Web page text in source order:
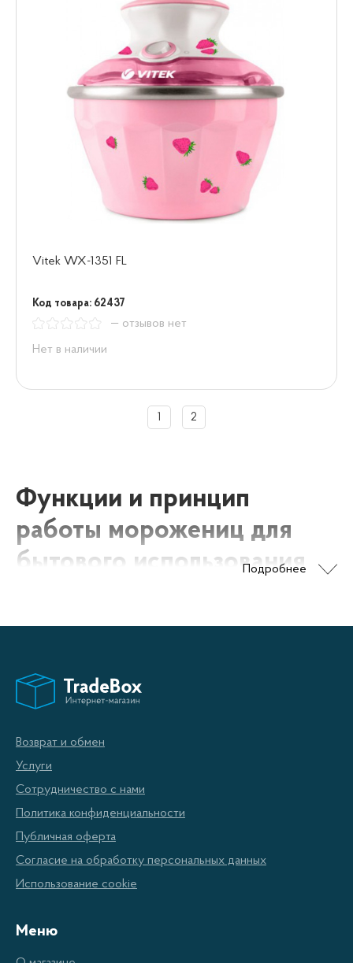
Vitek WX-1351 FL
Код товара: 62437
— отзывов нет
Нет в наличии
1 2
Подробнее
Функции и принцип
работы морожениц для
бытового использования
Практически невозможно найти в продаже мороженое без
консервантов, стабилизаторов вкуса, цвета и прочих
Возврат и обмен
Услуги
Сотрудничество с нами
Политика конфиденциальности
Публичная оферта
Согласие на обработку персональных данных
Использование cookie
Меню